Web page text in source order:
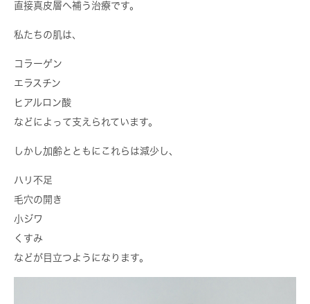
直接真皮層へ補う治療です。
私たちの肌は、
コラーゲン
エラスチン
ヒアルロン酸
などによって支えられています。
しかし加齢とともにこれらは減少し、
ハリ不足
毛穴の開き
小ジワ
くすみ
などが目立つようになります。